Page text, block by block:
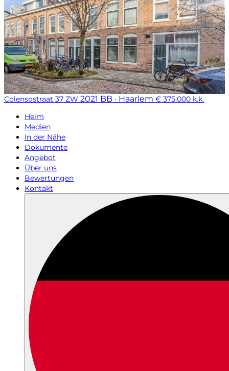
Colensostraat 37 ZW 2021 BB · Haarlem € 375.000 k.k.
Heim
Medien
In der Nähe
Dokumente
Angebot
Über uns
Bewertungen
Kontakt